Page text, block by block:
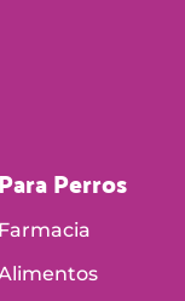
Para Perros
Farmacia